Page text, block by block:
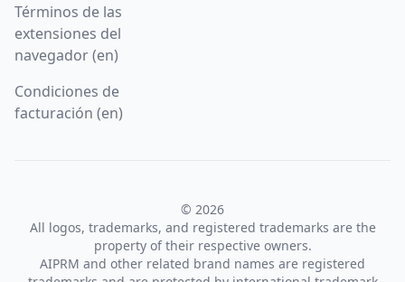
Términos de las
extensiones del
navegador (en)
Condiciones de
facturación (en)
© 2026
All logos, trademarks, and registered trademarks are the
property of their respective owners.
AIPRM and other related brand names are registered